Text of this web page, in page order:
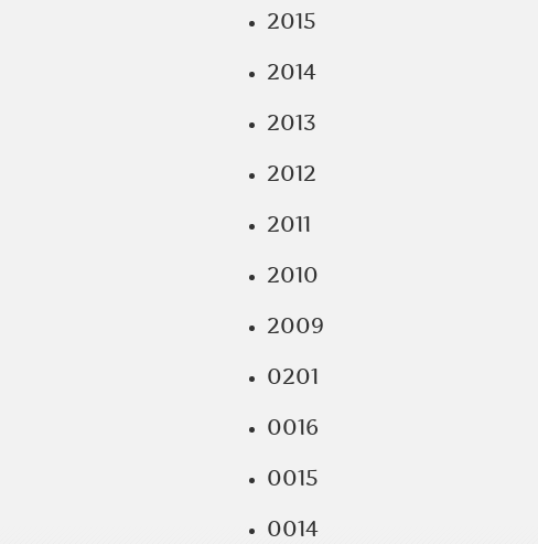
2015
2014
2013
2012
2011
2010
2009
0201
0016
0015
0014